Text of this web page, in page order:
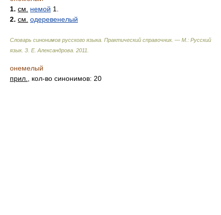
1. см. немой 1.
2. см. одеревенелый
Словарь синонимов русского языка. Практический справочник. — М.: Русский
язык. З. Е. Александрова 2011
онемелый
прил.
, кол-во синонимов: 20